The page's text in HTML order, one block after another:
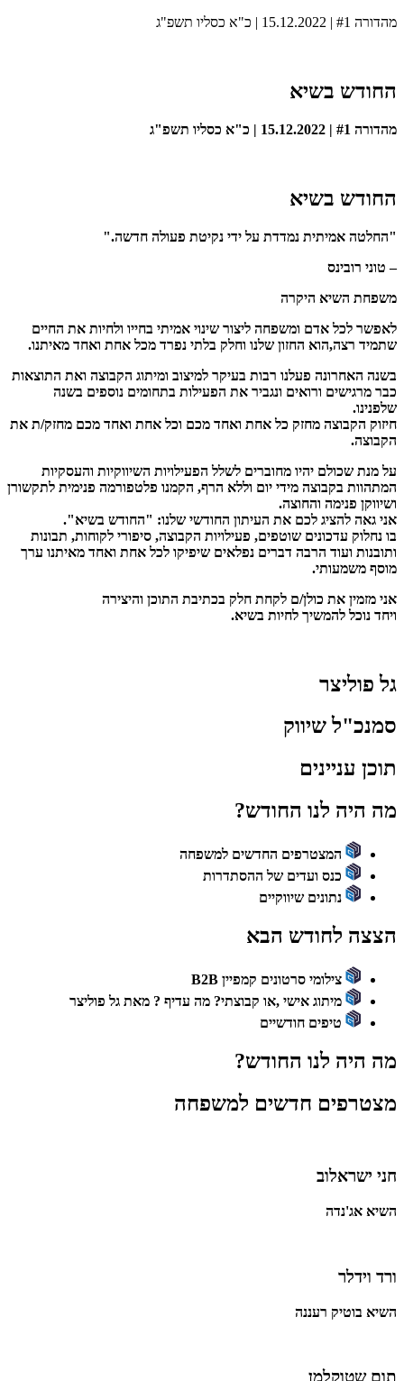
מהדורה #1 | 15.12.2022 | כ"א כסליו תשפ"ג
החודש בשיא
מהדורה #1 | 15.12.2022 | כ"א כסליו תשפ"ג
החודש בשיא
"החלטה אמיתית נמדדת על ידי נקיטת פעולה חדשה."
– טוני רובינס
משפחת השיא היקרה
לאפשר לכל אדם ומשפחה ליצור שינוי אמיתי בחייו ולחיות את החיים
שתמיד רצה,הוא החזון שלנו וחלק בלתי נפרד מכל אחת ואחד מאיתנו.
בשנה האחרונה פעלנו רבות בעיקר למיצוב ומיתוג הקבוצה ואת התוצאות
כבר מרגישים ורואים ונגביר את הפעילות בתחומים נוספים בשנה
שלפנינו.
חיזוק הקבוצה מחזק כל אחת ואחד מכם וכל אחת ואחד מכם מחזק/ת את
הקבוצה.
על מנת שכולם יהיו מחוברים לשלל הפעילויות השיווקיות והעסקיות
המתהוות בקבוצה מידי יום וללא הרף, הקמנו פלטפורמה פנימית לתקשורן
ושיווקן פנימה והחוצה.
אני גאה להציג לכם את העיתון החודשי שלנו: "החודש בשיא".
בו נחלוק עדכונים שוטפים, פעילויות הקבוצה, סיפורי לקוחות, תבונות
ותובנות ועוד הרבה דברים נפלאים שיפיקו לכל אחת ואחד מאיתנו ערך
מוסף משמעותי.
אני מזמין את כולן/ם לקחת חלק בכתיבת התוכן והיצירה
ויחד נוכל להמשיך לחיות בשיא.
גל פוליצר
סמנכ"ל שיווק
תוכן עניינים
מה היה לנו החודש?
המצטרפים החדשים למשפחה
כנס ועדים של ההסתדרות
נתונים שיווקיים
הצצה לחודש הבא
צילומי סרטונים קמפיין B2B
מיתוג אישי ,או קבוצתי? מה עדיף ? מאת גל פוליצר
טיפים חודשיים
מה היה לנו החודש?
מצטרפים חדשים למשפחה
חני ישראלוב
השיא אג'נדה
ורד וידלר
השיא בוטיק רעננה
תום שטוקלמן